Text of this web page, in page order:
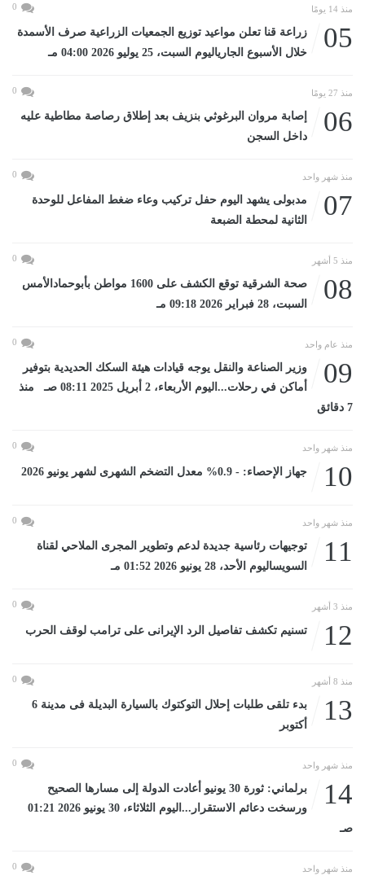
منذ 14 يومًا 0
05
زراعة قنا تعلن مواعيد توزيع الجمعيات الزراعية صرف الأسمدة
خلال الأسبوع الجارياليوم السبت، 25 يوليو 2026 04:00 مـ
منذ 27 يومًا 0
06
إصابة مروان البرغوثي بنزيف بعد إطلاق رصاصة مطاطية عليه
داخل السجن
منذ شهر واحد 0
07
مدبولى يشهد اليوم حفل تركيب وعاء ضغط المفاعل للوحدة
الثانية لمحطة الضبعة
منذ 5 أشهر 0
08
صحة الشرقية توقع الكشف على 1600 مواطن بأبوحمادالأمس
السبت، 28 فبراير 2026 09:18 مـ
منذ عام واحد 0
09
وزير الصناعة والنقل يوجه قيادات هيئة السكك الحديدية بتوفير
أماكن في رحلات...اليوم الأربعاء، 2 أبريل 2025 08:11 صـ منذ
7 دقائق
منذ شهر واحد 0
10 جهاز الإحصاء: - 0.9% معدل التضخم الشهرى لشهر يونيو 2026
منذ شهر واحد 0
11
توجيهات رئاسية جديدة لدعم وتطوير المجرى الملاحي لقناة
السويساليوم الأحد، 28 يونيو 2026 01:52 مـ
منذ 3 أشهر 0
12 تسنيم تكشف تفاصيل الرد الإيرانى على ترامب لوقف الحرب
منذ 8 أشهر 0
13
بدء تلقى طلبات إحلال التوكتوك بالسيارة البديلة فى مدينة 6
أكتوبر
منذ شهر واحد 0
14
برلماني: ثورة 30 يونيو أعادت الدولة إلى مسارها الصحيح
ورسخت دعائم الاستقرار...اليوم الثلاثاء، 30 يونيو 2026 01:21
صـ
منذ شهر واحد 0